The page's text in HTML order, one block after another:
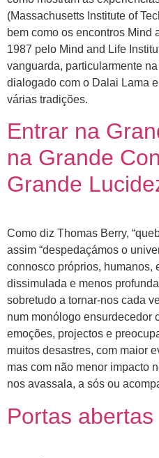
(Massachusetts Institute of
bem como os encontros Mind
1987 pelo Mind and Life
vanguarda, particularmente
dialogado com o Dalai Lama
várias tradições.
Entrar na
na Grande
Grande
Como diz Thomas Berry,
assim “despedaçámos o
connosco próprios, humanos,
dissimulada e menos
sobretudo a tornar-nos cada
num monólogo ensurdecedor
emoções, projectos e
muitos desastres, com maior
mas com não menor impacto
nos avassala, a sós ou
Portas abertas